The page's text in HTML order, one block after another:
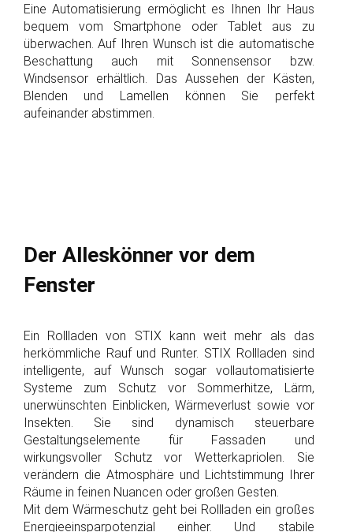
Eine Automatisierung ermöglicht es Ihnen Ihr Haus
bequem vom Smartphone oder Tablet aus zu
überwachen. Auf Ihren Wunsch ist die automatische
Beschattung auch mit Sonnensensor bzw.
Windsensor erhältlich. Das Aussehen der Kästen,
Blenden und Lamellen können Sie perfekt
aufeinander abstimmen.
Der Alleskönner vor dem
Fenster
Ein Rollladen von STIX kann weit mehr als das
herkömmliche Rauf und Runter. STIX Rollladen sind
intelligente, auf Wunsch sogar vollautomatisierte
Systeme zum Schutz vor Sommerhitze, Lärm,
unerwünschten Einblicken, Wärmeverlust sowie vor
Insekten. Sie sind dynamisch steuerbare
Gestaltungselemente für Fassaden und
wirkungsvoller Schutz vor Wetterkapriolen. Sie
verändern die Atmosphäre und Lichtstimmung Ihrer
Räume in feinen Nuancen oder großen Gesten.
Mit dem Wärmeschutz geht bei Rollladen ein großes
Energieeinsparpotenzial einher. Und stabile